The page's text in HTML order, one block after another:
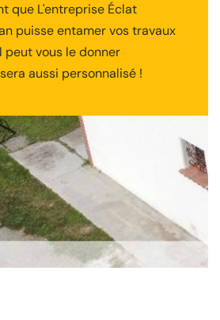
que L'entreprise Éclat
puisse entamer vos travaux
peut vous le donner
aussi personnalisé !